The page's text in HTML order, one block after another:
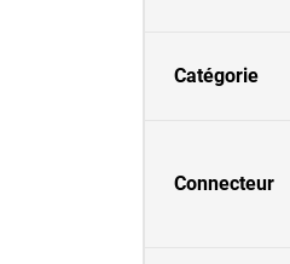
Catégorie
Connecteur